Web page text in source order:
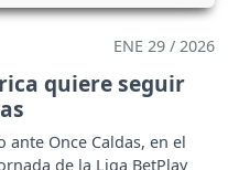
ENE 29 / 2026
quiere seguir
ante Once Caldas, en el
de la Liga BetPlay